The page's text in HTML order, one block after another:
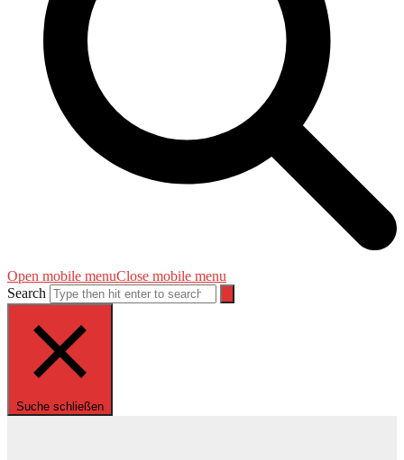
Open mobile menuClose mobile menu
Search
Suche schließen